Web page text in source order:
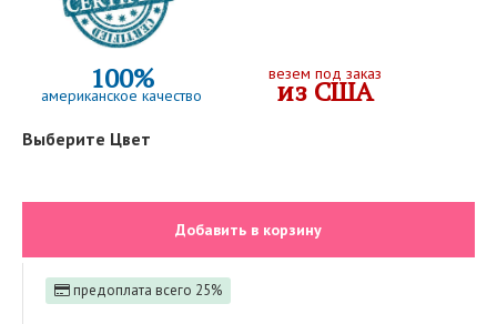
100%
американское качество
везем под заказ
из США
Выберите Цвет
Добавить в корзину
предоплата всего 25%